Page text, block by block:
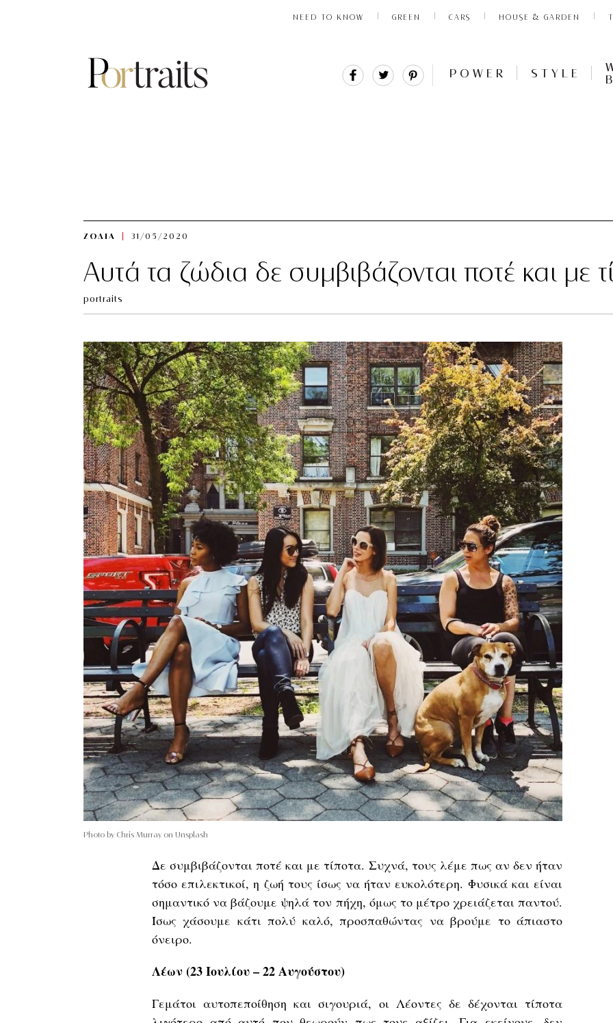
NEED TO KNOW GREEN CARS HOUSE & GARDEN
Share Tweet POWER STYLE
ΖΩΔΙΑ 31/05/2020
Αυτά τα ζώδια δε συμβιβάζονται ποτέ και με
portraits
Photo by Chris Murray on Unsplash
Δε συμβιβάζονται ποτέ και με τίποτα. Συχνά, τους λέμε πως αν δεν ήταν
τόσο επιλεκτικοί, η ζωή τους ίσως να ήταν ευκολότερη. Φυσικά και είναι
σημαντικό να βάζουμε ψηλά τον πήχη, όμως το μέτρο χρειάζεται παντού.
Ίσως χάσουμε κάτι πολύ καλό, προσπαθώντας να βρούμε το άπιαστο
όνειρο.
Λέων (23 Ιουλίου – 22 Αυγούστου)
Γεμάτοι αυτοπεποίθηση και σιγουριά, οι Λέοντες δε δέχονται τίποτα